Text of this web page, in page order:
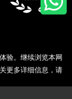
验。继续浏览本网
更多详细信息，请